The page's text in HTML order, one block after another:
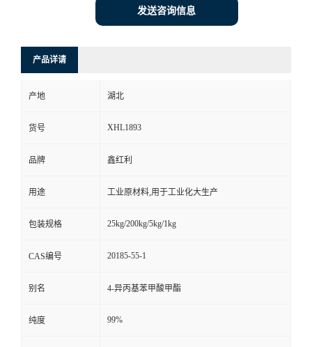
发送咨询信息
产品详请
产地 湖北
货号 XHL1893
品牌 鑫红利
用途 工业原材料,用于工业化大生产
包装规格 25kg/200kg/5kg/1kg
CAS编号 20185-55-1
别名 4-异丙基苯甲酸甲酯
纯度 99%